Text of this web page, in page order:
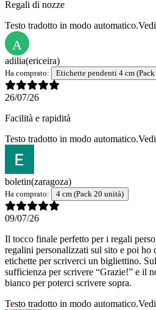
Regali di nozze
Testo tradotto in modo automatico.
A
adilia(ericeira)
Ha comprato: Etichette pendenti 4 cm
26/07/26
Facilità e rapidità
Testo tradotto in modo automatico.
boletin(zaragoza)
Ha comprato: 4 cm (Pack 20 unità)
09/07/26
Il tocco finale perfetto per i regali
regalini personalizzati sul sito e poi ho
etichette per scriverci un bigliettino.
sufficienza per scrivere “Grazie!” e il
bianco per poterci scrivere sopra.
Testo tradotto in modo automatico.